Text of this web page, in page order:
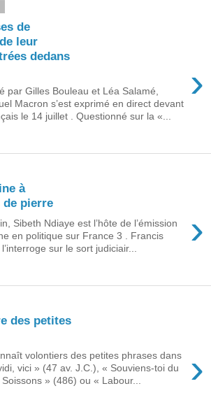
de
leur
dedans
›
par Gilles Bouleau et Léa Salamé,
Macron s’est exprimé en direct devant
le 14 juillet . Questionné sur la «...
à
pierre
›
Sibeth Ndiaye est l’hôte de l’émission
en politique sur France 3 . Francis
sur le sort judiciair...
des petites
›
volontiers des petites phrases dans
vici » (47 av. J.C.), « Souviens-toi du
» (486) ou « Labour...